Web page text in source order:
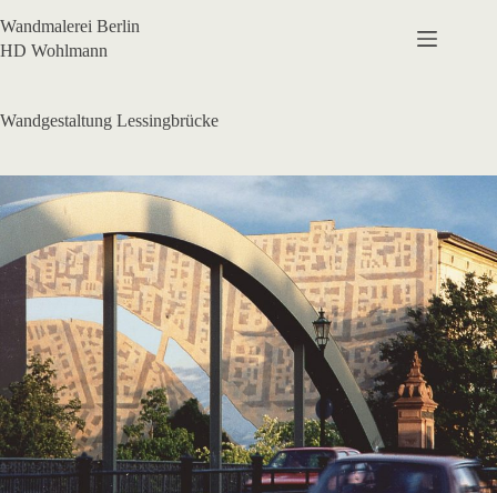
Inhalt
springen
Wandmalerei Berlin
HD Wohlmann
Wandgestaltung Lessingbrücke